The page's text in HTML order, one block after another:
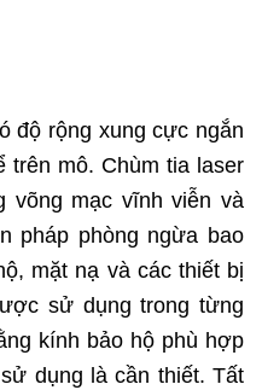
độ rộng xung cực ngắn
trên mô. Chùm tia laser
võng mạc vĩnh viễn và
pháp phòng ngừa bao
mặt nạ và các thiết bị
sử dụng trong từng
kính bảo hộ phù hợp
dụng là cần thiết. Tất